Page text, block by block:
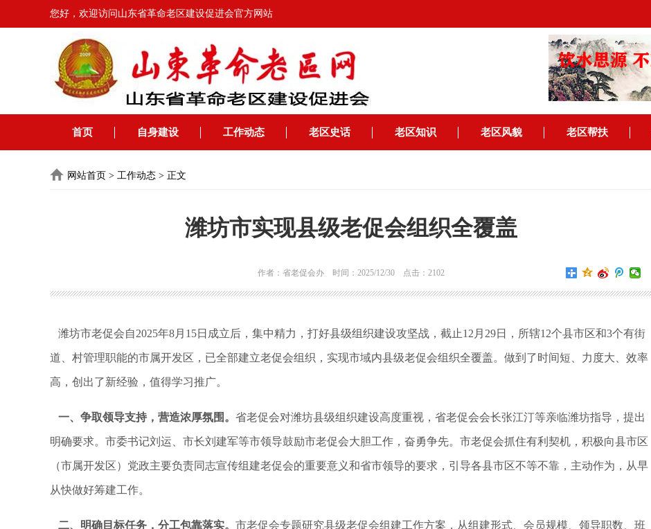
您好，欢迎访问山东省革命老区建设促进会官方网站
首页 自身建设 工作动态 老区史话 老区知识 老区风貌 老区帮扶
网站首页 > 工作动态 > 正文
潍坊市实现县级老促会组织全覆盖
作者：省老促会办 时间：2025/12/30 点击：2102
潍坊市老促会自2025年8月 15日成立后，集中精力，打好县级组织建设攻坚战，截止12 月 29日，所辖12个县市区和3个有街
道、村管理职能的市属开发区，已全部建立老促会组织，实现市域内县级老促会组织全覆盖。做到了时间短、力度大、效率
高，创出了新经验，值得学习推广。
一、争取领导支持，营造浓厚氛围。 省老促会对潍坊县级组织建设高度重视，省老促会会长张江汀等亲临潍坊指导，提出
明确要求。市委书记刘运、市长刘建军等市领导鼓励市老促会大胆工作，奋勇争先。市老促会抓住有利契机，积极向县市区
（市属开发区）党政主要负责同志宣传组建老促会的重要意义和省市领导的要求，引导各县市区不等不靠，主动作为，从早
从快做好筹建工作。
二、明确目标任务，分工包靠落实。 市老促会专题研究县级老促会组建工作方案，从组建形式、会员规模、领导职数、班